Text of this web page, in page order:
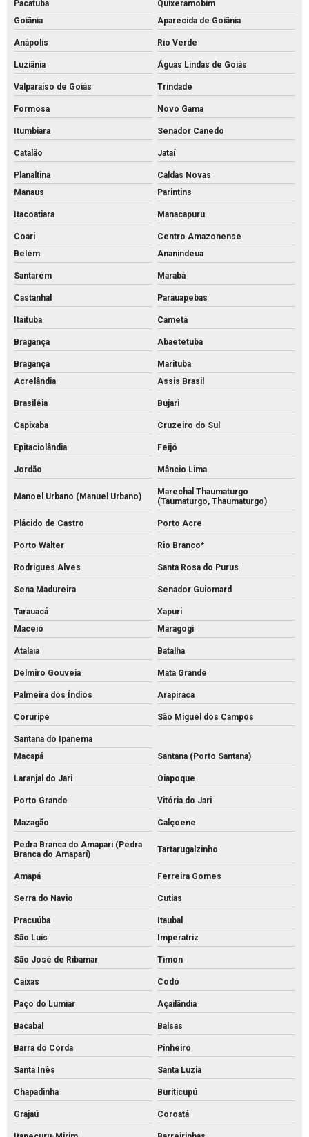
Pacatuba
Quixeramobim
Goiânia
Aparecida de Goiânia
Anápolis Rio Verde
Luziânia Águas Lindas de Goiás
Valparaíso de Goiás Trindade
Formosa Novo Gama
Itumbiara Senador Canedo
Catalão Jataí
Planaltina
Caldas Novas
Manaus
Parintins
Itacoatiara Manacapuru
Coari
Centro Amazonense
Belém
Ananindeua
Santarém Marabá
Castanhal Parauapebas
Itaituba Cametá
Bragança Abaetetuba
Bragança
Marituba
Acrelândia
Assis Brasil
Brasiléia Bujari
Capixaba Cruzeiro do Sul
Epitaciolândia Feijó
Jordão Mâncio Lima
Manoel Urbano (Manuel Urbano)
Marechal Thaumaturgo
(Taumaturgo, Thaumaturgo)
Plácido de Castro Porto Acre
Porto Walter Rio Branco*
Rodrigues Alves Santa Rosa do Purus
Sena Madureira Senador Guiomard
Tarauacá
Xapuri
Maceió
Maragogi
Atalaia Batalha
Delmiro Gouveia Mata Grande
Palmeira dos Índios Arapiraca
Coruripe São Miguel dos Campos
Santana do Ipanema
Macapá
Santana (Porto Santana)
Laranjal do Jari Oiapoque
Porto Grande Vitória do Jari
Mazagão Calçoene
Pedra Branca do Amapari (Pedra
Branca do Amaparí)
Tartarugalzinho
Amapá Ferreira Gomes
Serra do Navio Cutias
Pracuúba
Itaubal
São Luís
Imperatriz
São José de Ribamar Timon
Caixas Codó
Paço do Lumiar Açailândia
Bacabal Balsas
Barra do Corda Pinheiro
Santa Inês Santa Luzia
Chapadinha Buriticupú
Grajaú Coroatá